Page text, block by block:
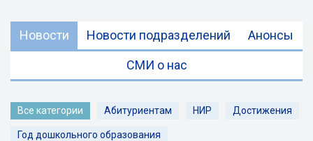
Новости Новости подразделений Анонсы
СМИ о нас
Все категории Абитуриентам НИР Достижения
Год дошкольного образования